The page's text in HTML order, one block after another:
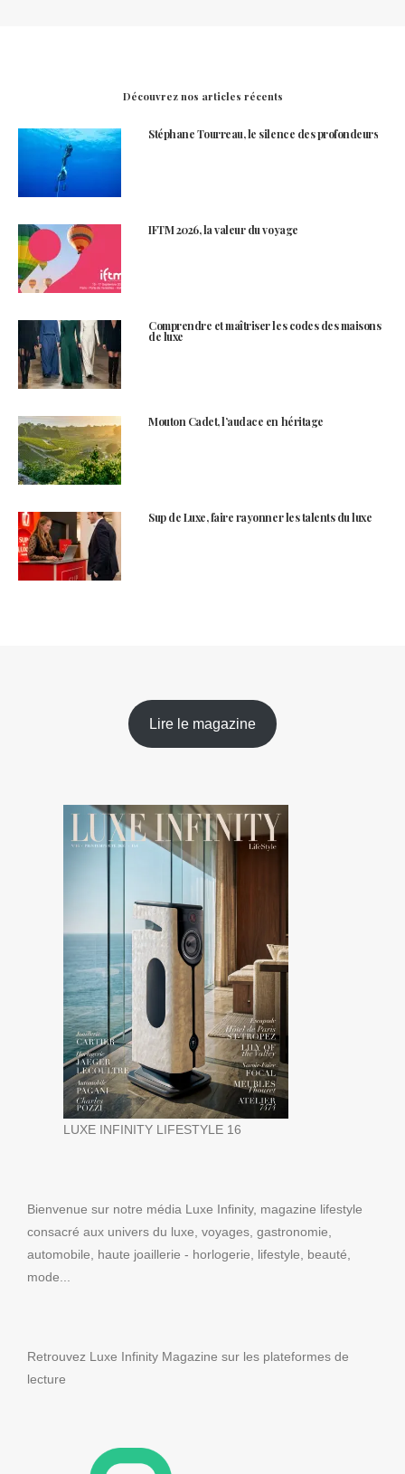
Découvrez nos articles récents
Stéphane Tourreau, le silence des profondeurs
IFTM 2026, la valeur du voyage
Comprendre et maîtriser les codes des maisons
de luxe
Mouton Cadet, l’audace en héritage
Sup de Luxe, faire rayonner les talents du luxe
Lire le magazine
LUXE INFINITY LIFESTYLE 16
Bienvenue sur notre média Luxe Infinity, magazine lifestyle
consacré aux univers du luxe, voyages, gastronomie,
automobile, haute joaillerie - horlogerie, lifestyle, beauté,
mode...
Retrouvez Luxe Infinity Magazine sur les plateformes de
lecture